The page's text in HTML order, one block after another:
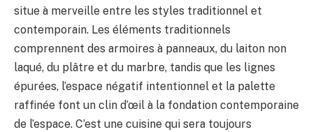
situe à merveille entre les styles traditionnel et
contemporain. Les éléments traditionnels
comprennent des armoires à panneaux, du laiton non
laqué, du plâtre et du marbre, tandis que les lignes
épurées, l’espace négatif intentionnel et la palette
raffinée font un clin d’œil à la fondation contemporaine
de l’espace. C’est une cuisine qui sera toujours